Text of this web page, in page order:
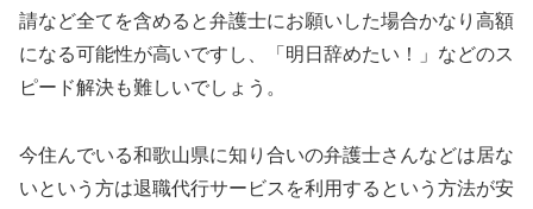
請など全てを含めると弁護士にお願いした場合かなり高額
になる可能性が高いですし、「明日辞めたい！」などのス
ピード解決も難しいでしょう。
今住んでいる和歌山県に知り合いの弁護士さんなどは居な
いという方は退職代行サービスを利用するという方法が安